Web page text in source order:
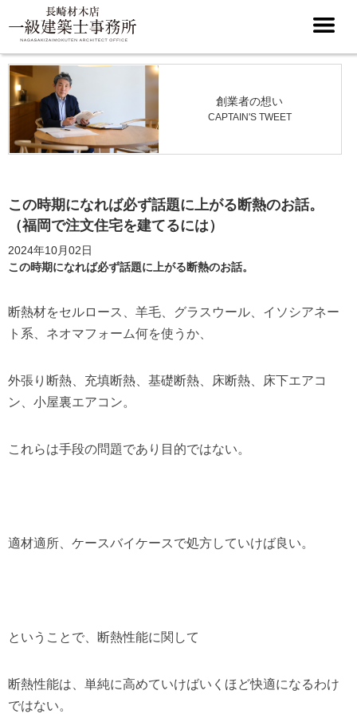
創業者の想い
CAPTAIN'S TWEET
この時期になれば必ず話題に上がる断熱のお話。
（福岡で注文住宅を建てるには）
2024年10月02日
この時期になれば必ず話題に上がる断熱のお話。
断熱材をセルロース、羊毛、グラスウール、イソシアネー
ト系、ネオマフォーム何を使うか、
外張り断熱、充填断熱、基礎断熱、床断熱、床下エアコ
ン、小屋裏エアコン。
これらは手段の問題であり目的ではない。
適材適所、ケースバイケースで処方していけば良い。
ということで、断熱性能に関して
断熱性能は、単純に高めていけばいくほど快適になるわけ
ではない。